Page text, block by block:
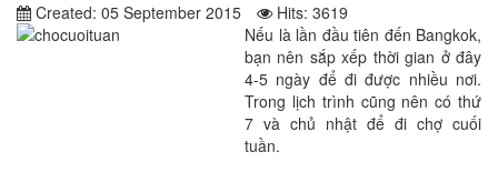
Created: 05 September 2015
Hits: 3619
Nếu là lần đầu tiên đến Bangkok,
bạn nên sắp xếp thời gian ở đây
4-5 ngày để đi được nhiều nơi.
Trong lịch trình cũng nên có thứ
7 và chủ nhật để đi chợ cuối
tuần.